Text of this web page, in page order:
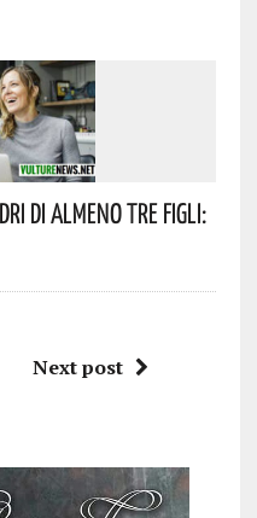
Di Almeno Tre Figli:
Next post